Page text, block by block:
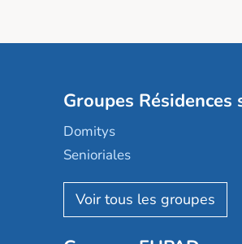
Groupes Résidences
Domitys
Senioriales
Nohée
Les Résidentiels